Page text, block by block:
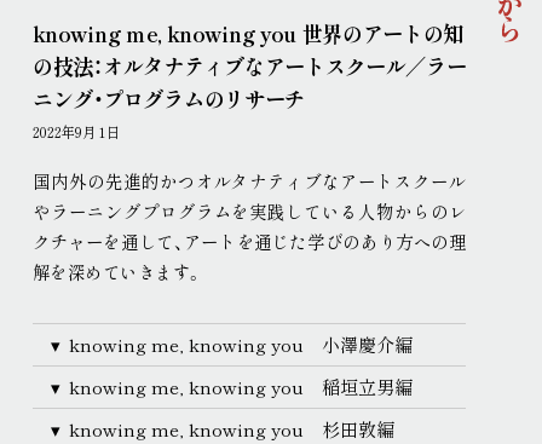
芸術大学連携
舞台芸術公募
連携企画
パートナーシップ
ラーニング・アーカイブ
チケット情報
現代美術展
パフォーミングアーツ
取材申込み
画像貸し出し プレスリリース
knowing me, knowing you 世界のアートの知
の技法：オルタナティブなアートスクール／ラー
ニング・プログラムのリサーチ
2022年9月 1日
国内外の先進的かつオルタナティブなアートスクール
やラーニングプログラムを実践している人物からのレ
クチャーを通して、アートを通じた学びのあり方への理
解を深めていきます。
knowing me, knowing you 小澤慶介編
knowing me, knowing you 稲垣立男編
knowing me, knowing you 杉田敦編